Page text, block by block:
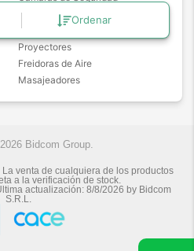
Ordenar
Aspiradoras Robot
Impresoras
Proyectores
Freidoras de Aire
Masajeadores
Bidcom Group.
venta de cualquiera de los productos
a la verificación de stock.
actualización: 8/8/2026 by Bidcom
S.R.L.